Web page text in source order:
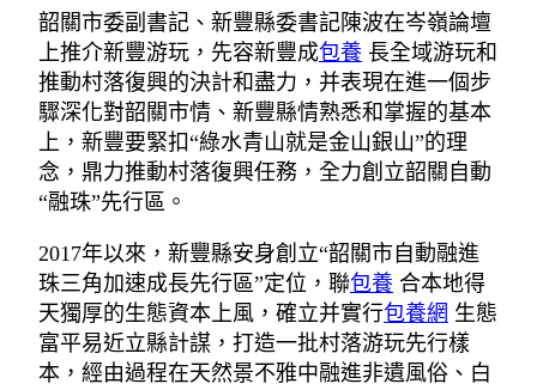
韶關市委副書記、新豐縣委書記陳波在岑嶺論壇
上推介新豐游玩，先容新豐成包養 長全域游玩和
推動村落復興的決計和盡力，并表現在進一個步
驟深化對韶關市情、新豐縣情熟悉和掌握的基本
上，新豐要緊扣“綠水青山就是金山銀山”的理
念，鼎力推動村落復興任務，全力創立韶關自動
“融珠”先行區。
2017年以來，新豐縣安身創立“韶關市自動融進
珠三角加速成長先行區”定位，聯包養 合本地得
天獨厚的生態資本上風，確立并實行包養網 生態
富平易近立縣計謀，打造一批村落游玩先行樣
本，經由過程在天然景不雅中融進非遺風俗、白